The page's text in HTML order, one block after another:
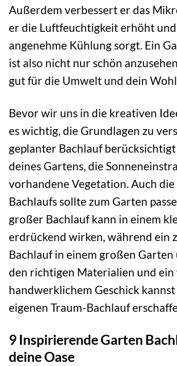
Außerdem verbessert er das
er die Luftfeuchtigkeit erhöht
angenehme Kühlung sorgt. Ein
ist also nicht nur schön
gut für die Umwelt und dein
Bevor wir uns in die kreativen
es wichtig, die Grundlagen zu
geplanter Bachlauf
deines Gartens, die
vorhandene Vegetation. Auch
Bachlaufs sollte zum Garten
großer Bachlauf kann in einem
erdrückend wirken, während ein
Bachlauf in einem großen
den richtigen Materialien und ein
handwerklichem Geschick
eigenen Traum-Bachlauf
9 Inspirierende Garten
deine Oase